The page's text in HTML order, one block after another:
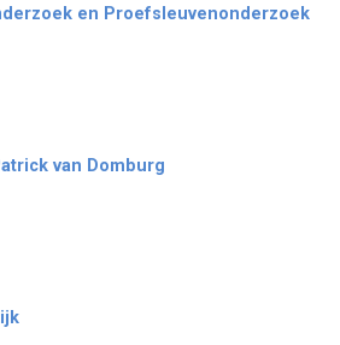
en Proefsleuvenonderzoek
van Domburg